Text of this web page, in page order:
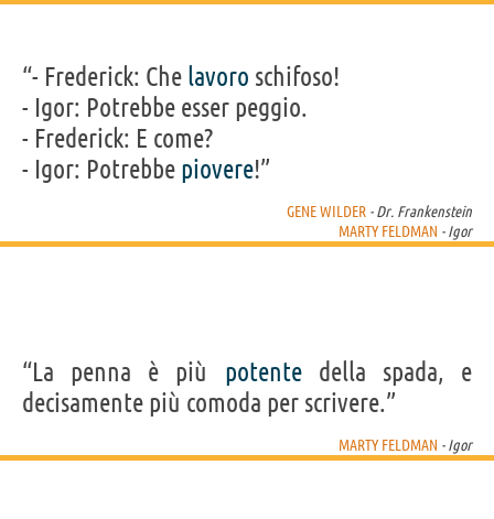
“- Frederick: Che lavoro schifoso!
- Igor: Potrebbe esser peggio.
- Frederick: E come?
- Igor: Potrebbe piovere!”
GENE WILDER - Dr. Frankenstein
MARTY FELDMAN - Igor
“La penna è più potentedella spada, e
decisamente più comoda per scrivere.”
MARTY FELDMAN - Igor